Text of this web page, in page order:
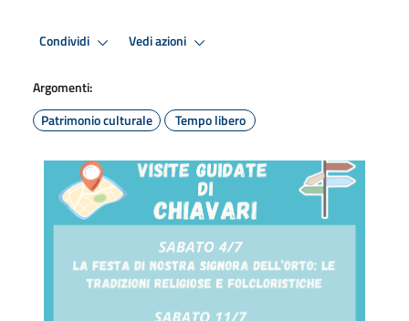
Condividi Vedi azioni
Argomenti:
Patrimonio culturale
Tempo libero